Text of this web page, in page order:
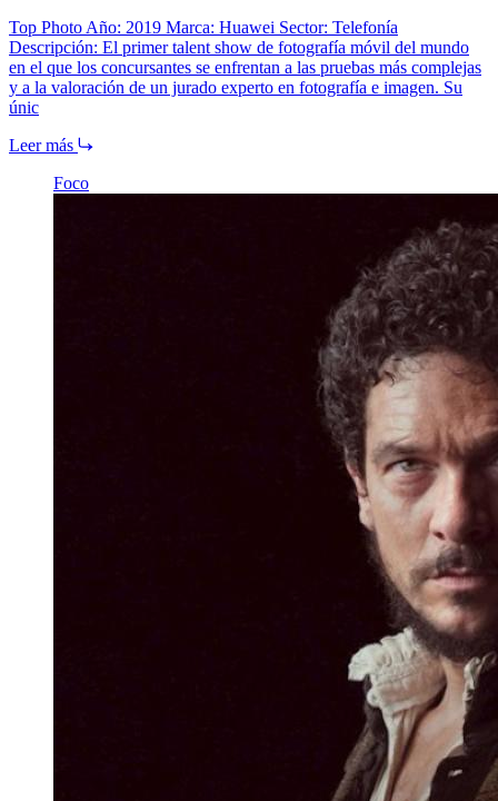
Top Photo Año: 2019 Marca: Huawei Sector: Telefonía
Descripción: El primer talent show de fotografía móvil del mundo
en el que los concursantes se enfrentan a las pruebas más complejas
y a la valoración de un jurado experto en fotografía e imagen. Su
únic
Leer más
Foco